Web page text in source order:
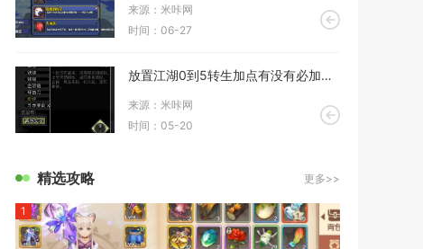
来源：米咔网
时间：06-27
放置江湖0到5转生加点有没有必加的属性
来源：米咔网
时间：05-20
精选攻略 更多>>
1